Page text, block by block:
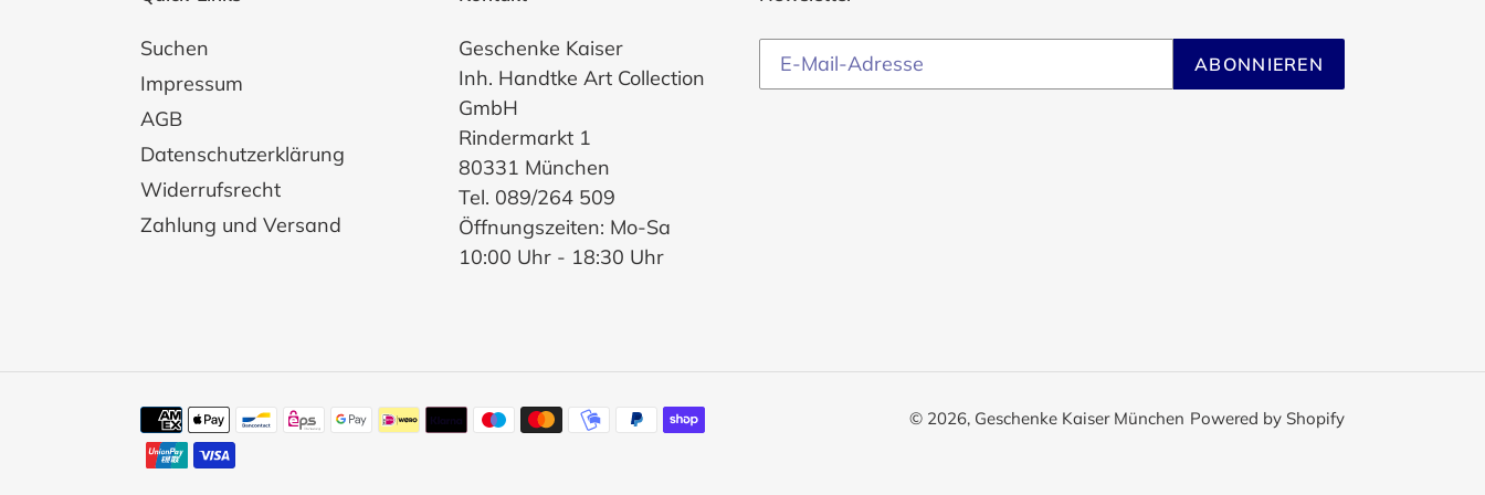
Suchen
Impressum
AGB
Datenschutzerklärung
Widerrufsrecht
Zahlung und Versand
Geschenke Kaiser
Inh. Handtke Art Collection
GmbH
Rindermarkt 1
80331 München
Tel. 089/264 509
Öffnungszeiten: Mo-Sa
10:00 Uhr - 18:30 Uhr
ABONNIEREN
Zahlungsmethoden © 2026, Geschenke Kaiser München Powered by Shopify